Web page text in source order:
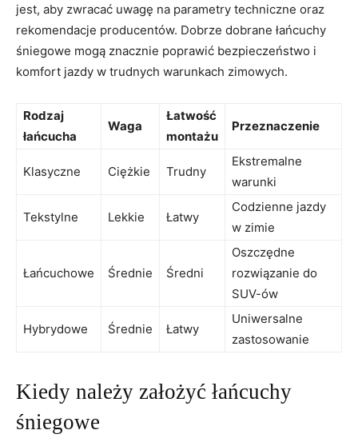
jest, aby zwracać uwagę na parametry techniczne oraz
rekomendacje producentów. Dobrze dobrane łańcuchy
śniegowe mogą znacznie poprawić bezpieczeństwo i
komfort jazdy w trudnych warunkach zimowych.
Rodzaj
łańcucha
Waga
Łatwość
montażu
Przeznaczenie
Klasyczne Ciężkie Trudny
Ekstremalne
warunki
Tekstylne Lekkie Łatwy
Codzienne jazdy
w zimie
Łańcuchowe Średnie Średni
Oszczędne
rozwiązanie do
SUV-ów
Hybrydowe Średnie Łatwy
Uniwersalne
zastosowanie
Kiedy należy założyć łańcuchy
śniegowe